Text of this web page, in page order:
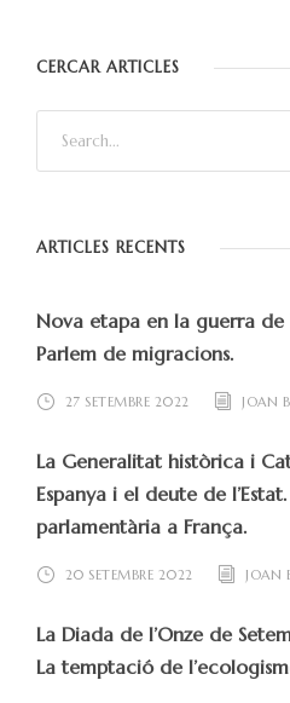
CERCAR ARTICLES
ARTICLES RECENTS
Nova etapa en la guerra de
Parlem de migracions.
27 SETEMBRE 2022 JOAN
La Generalitat històrica i
Espanya i el deute de
parlamentària a França.
20 SETEMBRE 2022 JOAN
La Diada de l’Onze de
La temptació de